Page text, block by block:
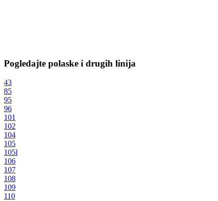
Pogledajte polaske i drugih linija
43
85
95
96
101
102
104
105
105l
106
107
108
109
110